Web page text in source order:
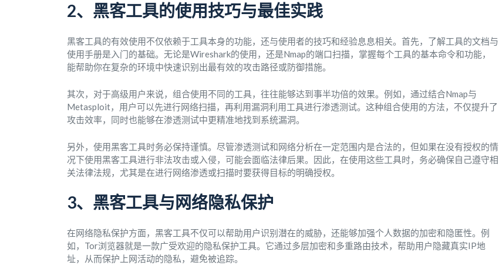
2、黑客工具的使用技巧与最佳实践
黑客工具的有效使用不仅依赖于工具本身的功能，还与使用者的技巧和经验息息相关。首先，了解工具的文档与
使用手册是入门的基础。无论是Wireshark的使用，还是Nmap的端口扫描，掌握每个工具的基本命令和功能，
能帮助你在复杂的环境中快速识别出最有效的攻击路径或防御措施。
其次，对于高级用户来说，组合使用不同的工具，往往能够达到事半功倍的效果。例如，通过结合Nmap与
Metasploit，用户可以先进行网络扫描，再利用漏洞利用工具进行渗透测试。这种组合使用的方法，不仅提升了
攻击效率，同时也能够在渗透测试中更精准地找到系统漏洞。
另外，使用黑客工具时务必保持谨慎。尽管渗透测试和网络分析在一定范围内是合法的，但如果在没有授权的情
况下使用黑客工具进行非法攻击或入侵，可能会面临法律后果。因此，在使用这些工具时，务必确保自己遵守相
关法律法规，尤其是在进行网络渗透或扫描时要获得目标的明确授权。
3、黑客工具与网络隐私保护
在网络隐私保护方面，黑客工具不仅可以帮助用户识别潜在的威胁，还能够加强个人数据的加密和隐匿性。例
如，Tor浏览器就是一款广受欢迎的隐私保护工具。它通过多层加密和多重路由技术，帮助用户隐藏真实IP地
址，从而保护上网活动的隐私，避免被追踪。